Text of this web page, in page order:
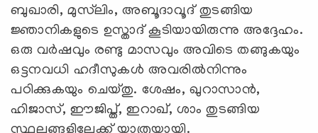
ബുഖാരി, മുസ്‌ലിം, അബൂദാവൂദ് തുടങ്ങിയ
ജ്ഞാനികളുടെ ഉസ്താദ് കൂടിയായിരുന്നു അദ്ദേഹം.
ഒരു വര്‍ഷവും രണ്ടു മാസവും അവിടെ തങ്ങുകയും
ഒട്ടനവധി ഹദീസുകള്‍ അവരില്‍നിന്നും
പഠിക്കുകയും ചെയ്തു. ശേഷം, ഖുറാസാന്‍,
ഹിജാസ്, ഈജിപ്ത്, ഇറാഖ്, ശാം തുടങ്ങിയ